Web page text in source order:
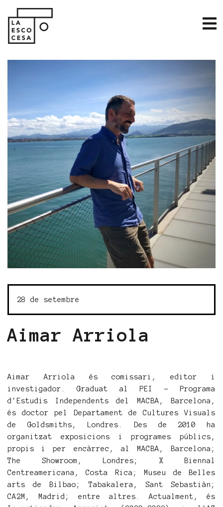
28 de setembre
Aimar Arriola
Aimar Arriola és comissari, editor i
investigador. Graduat al PEI - Programa
d'Estudis Independents del MACBA, Barcelona,
és doctor pel Departament de Cultures Visuals
de Goldsmiths, Londres. Des de 2010 ha
organitzat exposicions i programes públics,
propis i per encàrrec, al MACBA, Barcelona;
The Showroom, Londres; X Biennal
Centreamericana, Costa Rica; Museu de Belles
arts de Bilbao; Tabakalera, Sant Sebastiàn;
CA2M, Madrid; entre altres. Actualment, és